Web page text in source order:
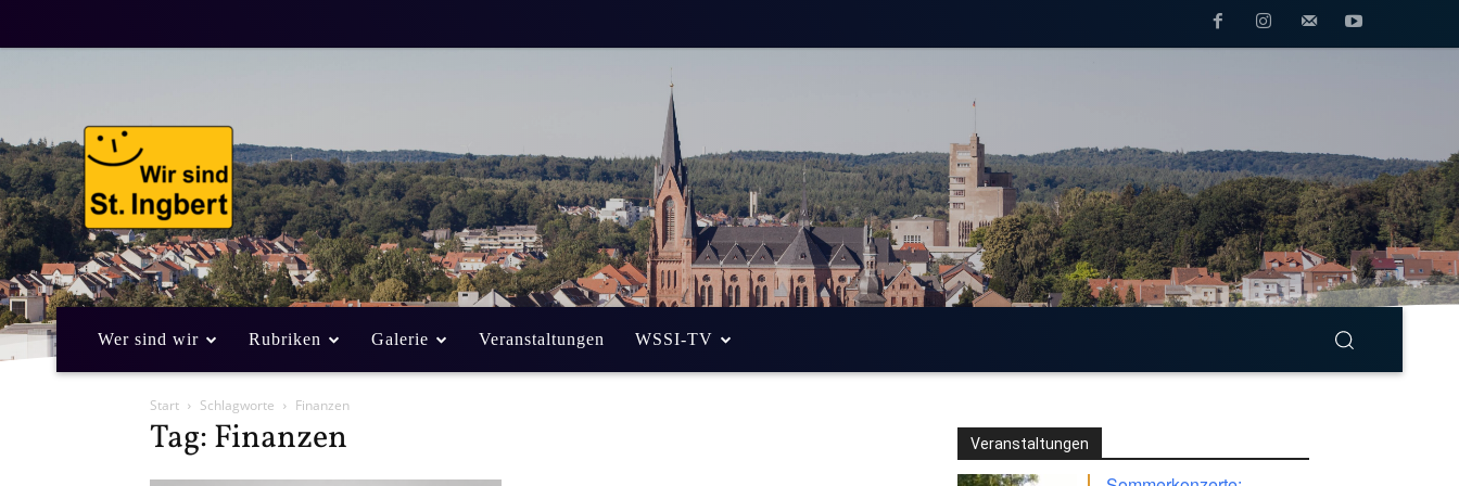
Wer sind wir Rubriken Galerie Veranstaltungen WSSI-TV
Start Schlagworte Finanzen
Tag: Finanzen Veranstaltungen